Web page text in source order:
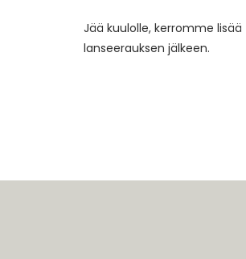
Jää kuulolle, kerromme lisää
lanseerauksen jälkeen.